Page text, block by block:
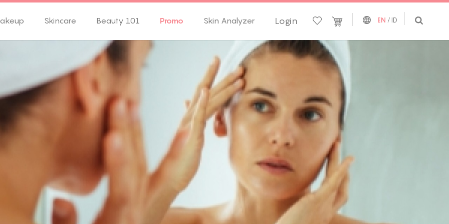
Skincare Beauty 101 Promo Skin Analyzer Login EN / ID